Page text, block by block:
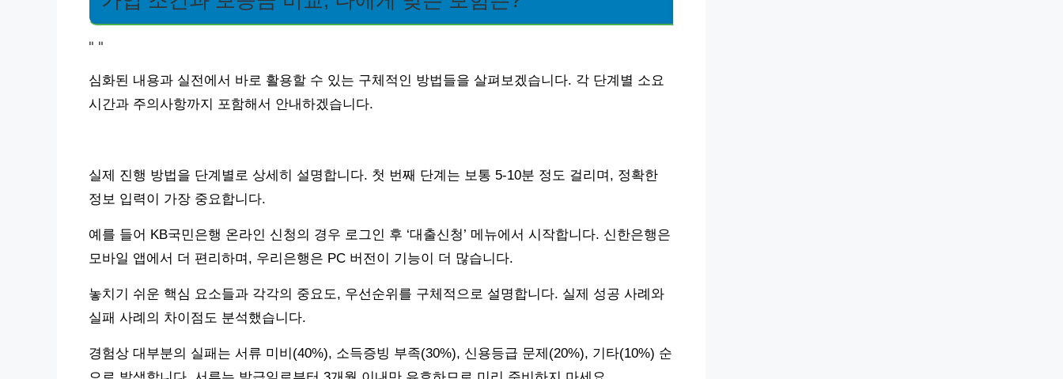
" "
심화된 내용과 실전에서 바로 활용할 수 있는 구체적인 방법들을 살펴보겠습니다. 각 단계별 소요
시간과 주의사항까지 포함해서 안내하겠습니다.
실제 진행 방법을 단계별로 상세히 설명합니다. 첫 번째 단계는 보통 5-10분 정도 걸리며, 정확한
정보 입력이 가장 중요합니다.
예를 들어 KB국민은행 온라인 신청의 경우 로그인 후 ‘대출신청’ 메뉴에서 시작합니다. 신한은행은
모바일 앱에서 더 편리하며, 우리은행은 PC 버전이 기능이 더 많습니다.
놓치기 쉬운 핵심 요소들과 각각의 중요도, 우선순위를 구체적으로 설명합니다. 실제 성공 사례와
실패 사례의 차이점도 분석했습니다.
경험상 대부분의 실패는 서류 미비(40%), 소득증빙 부족(30%), 신용등급 문제(20%), 기타(10%) 순